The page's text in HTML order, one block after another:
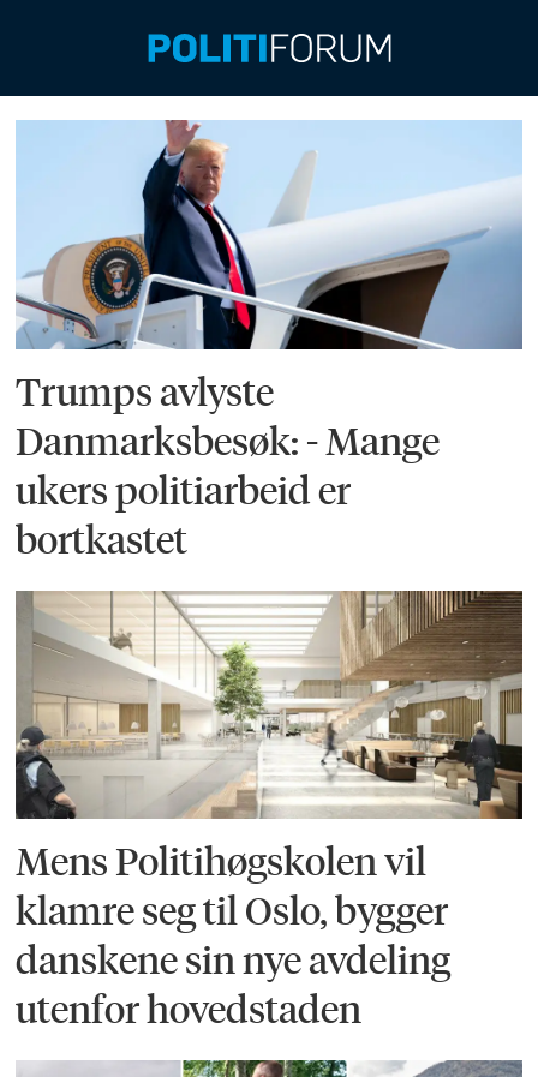
Emne:
danmark
Trumps avlyste
Danmarksbesøk: - Mange
ukers politiarbeid er
bortkastet
Mens Politihøgskolen vil
klamre seg til Oslo, bygger
danskene sin nye avdeling
utenfor hovedstaden